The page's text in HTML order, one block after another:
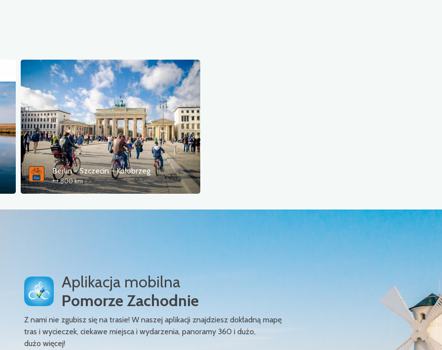
Berlin - Szczecin - Kołobrzeg
800 km
Aplikacja mobilna
Pomorze Zachodnie
Z nami nie zgubisz się na trasie! W naszej aplikacji znajdziesz dokładną mapę
tras i wycieczek, ciekawe miejsca i wydarzenia, panoramy 360 i dużo,
dużo więcej!